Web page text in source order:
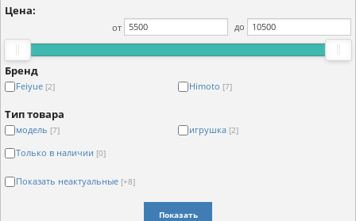
Цена:
от до
Бренд
Feiyue [2] Himoto [7]
Тип товара
модель [7] игрушка [2]
Только в наличии [0]
Показать неактуальные [+8]
Показать